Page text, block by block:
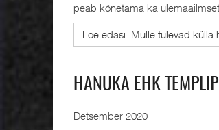
peab kõnetama ka
Loe edasi: Mulle tulevad külla
HANUKA EHK
Detsember 2020